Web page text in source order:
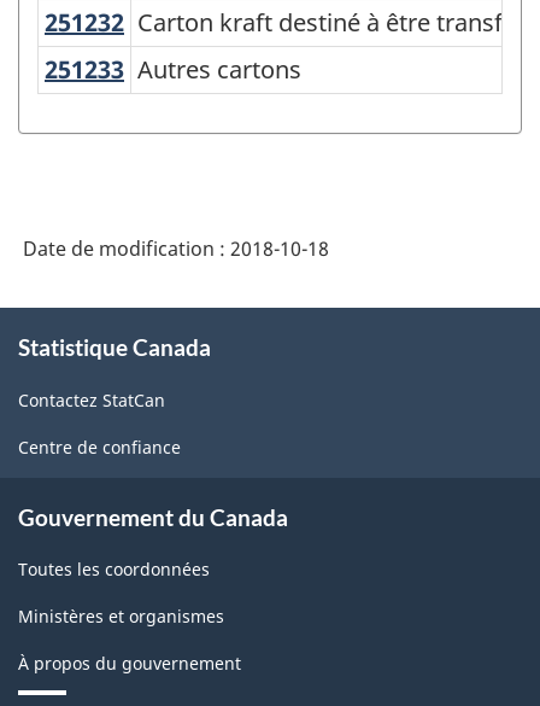
du
SCPAN
Canada
2017
-
Fabrication
et
forestière
-
de
la
classification
251232 Carton kraft destiné à être
Carton kraft destiné à être
251233 Autres cartons
Autres cartons
Date de modification : 2018-10-18
propos
ce
site
Statistique Canada
Contactez StatCan
Centre de confiance
Gouvernement du Canada
Toutes les coordonnées
Ministères et organismes
À propos du gouvernement